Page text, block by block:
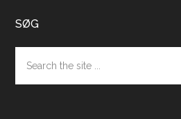
SØG
the
site